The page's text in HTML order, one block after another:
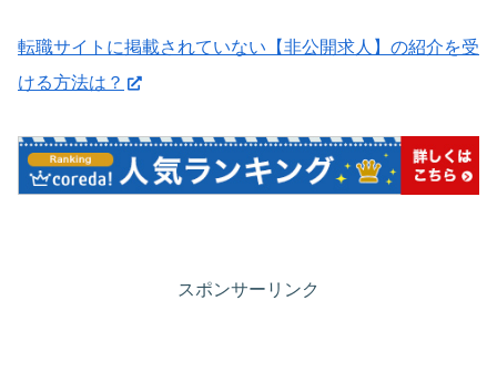
転職サイトに掲載されていない【非公開求人】の紹介を受
ける方法は？
スポンサーリンク